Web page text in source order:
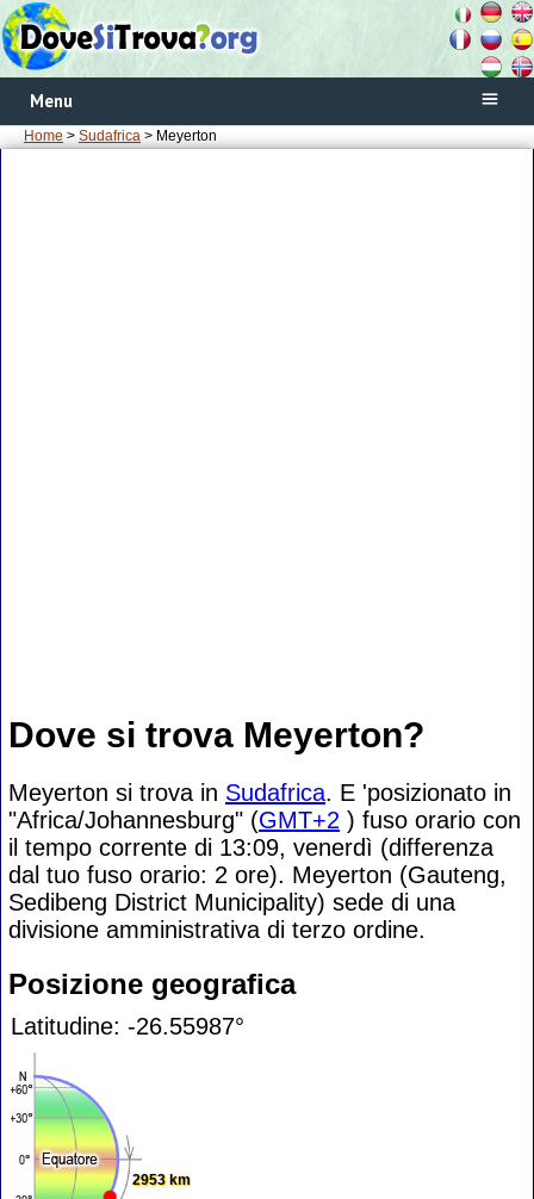
Menu
Home > Sudafrica > Meyerton
Dove si trova Meyerton?
Meyerton si trova in Sudafrica. E 'posizionato in
"Africa/Johannesburg" (GMT+2 ) fuso orario con
il tempo corrente di 13:09, venerdì (differenza
dal tuo fuso orario: 2 ore). Meyerton (Gauteng,
Sedibeng District Municipality) sede di una
divisione amministrativa di terzo ordine.
Posizione geografica
Latitudine: -26.55987°
2953 km